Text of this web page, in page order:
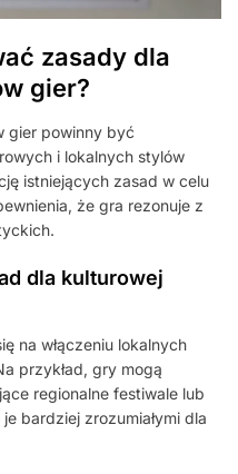
zasady dla
gier?
gier powinny być
i lokalnych stylów
istniejących zasad w celu
że gra rezonuje z
dla kulturowej
na włączeniu lokalnych
przykład, gry mogą
regionalne festiwale lub
bardziej zrozumiałymi dla